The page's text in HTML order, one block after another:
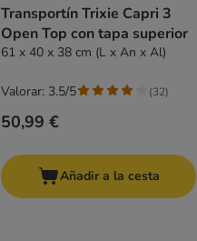
Transportín Trixie Capri 3
Open Top con tapa superior
61 x 40 x 38 cm (L x An x Al)
50,99 €
Valorar: 3.5/5 (32)
Añadir a la cesta